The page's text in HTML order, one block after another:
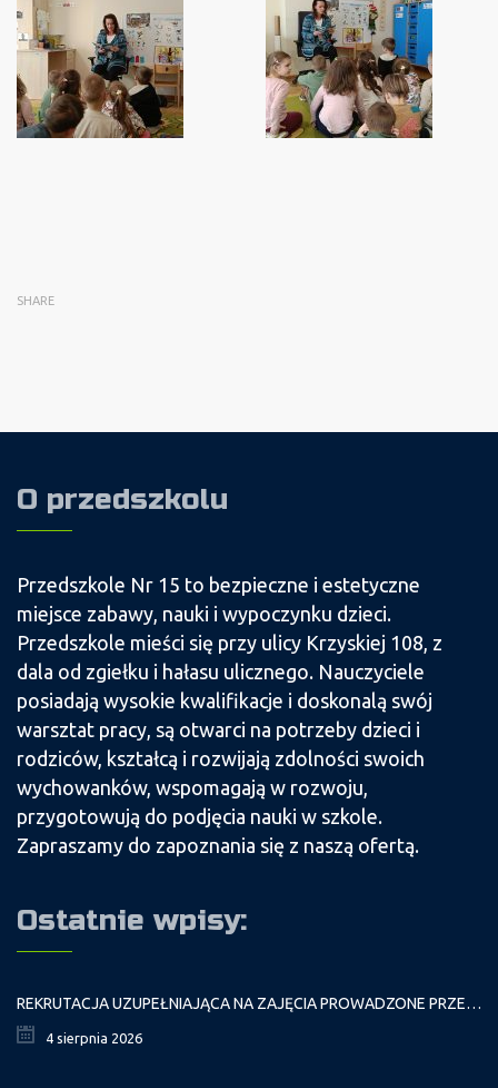
SHARE
O przedszkolu
Przedszkole Nr 15 to bezpieczne i estetyczne
miejsce zabawy, nauki i wypoczynku dzieci.
Przedszkole mieści się przy ulicy Krzyskiej 108, z
dala od zgiełku i hałasu ulicznego. Nauczyciele
posiadają wysokie kwalifikacje i doskonalą swój
warsztat pracy, są otwarci na potrzeby dzieci i
rodziców, kształcą i rozwijają zdolności swoich
wychowanków, wspomagają w rozwoju,
przygotowują do podjęcia nauki w szkole.
Zapraszamy do zapoznania się z naszą ofertą.
Ostatnie wpisy:
REKRUTACJA UZUPEŁNIAJĄCA NA ZAJĘCIA PROWADZONE PRZEZ PAŁAC MŁODZIEŻY W ROKU SZKOLNYM 2026/2027
4 sierpnia 2026